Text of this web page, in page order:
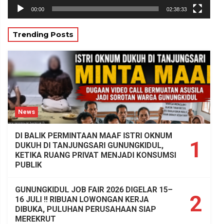
00:00 02:38:33
Trending Posts
News
1
DI BALIK PERMINTAAN MAAF ISTRI OKNUM
DUKUH DI TANJUNGSARI GUNUNGKIDUL,
KETIKA RUANG PRIVAT MENJADI KONSUMSI
PUBLIK
2
GUNUNGKIDUL JOB FAIR 2026 DIGELAR 15–
16 JULI !! RIBUAN LOWONGAN KERJA
DIBUKA, PULUHAN PERUSAHAAN SIAP
MEREKRUT